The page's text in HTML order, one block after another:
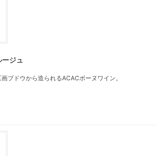
ジュ
ブドウから造られるACACボーヌワイン。